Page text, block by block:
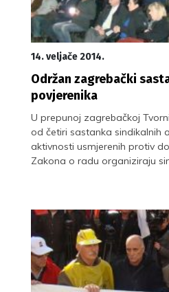
14. veljače 2014.
Održan zagrebački
povjerenika
U prepunoj zagrebačkoj
od četiri sastanka sindikalnih
aktivnosti usmjerenih protiv
Zakona o radu organiziraju